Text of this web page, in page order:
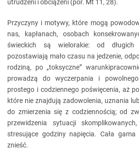
utrudzeni i obciążeni (por. Mt 11, 28).
Przyczyny i motywy, które mogą
nas, kapłanach, osobach
świeckich są wielorakie: od
pozostawiają mało czasu na jedzenie,
rodziną, po „toksyczne”
prowadzą do wyczerpania i
prostego i codziennego poświęcenia, aż
które nie znajdują zadowolenia, uznania
do zmierzenia się z codziennością; od
przewidzenia sytuacji
stresujące godziny napięcia. Cała
znieść.